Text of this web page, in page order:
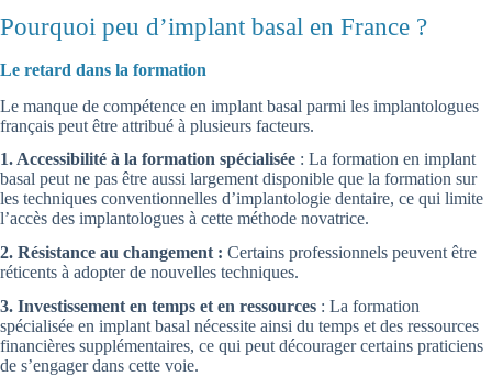
Pourquoi peu d’implant basal en France ?
Le retard dans la formation
Le manque de compétence en implant basal parmi les implantologues
français peut être attribué à plusieurs facteurs.
1. Accessibilité à la formation spécialisée : La formation en implant
basal peut ne pas être aussi largement disponible que la formation sur
les techniques conventionnelles d’implantologie dentaire, ce qui limite
l’accès des implantologues à cette méthode novatrice.
2. Résistance au changement : Certains professionnels peuvent être
réticents à adopter de nouvelles techniques.
3. Investissement en temps et en ressources : La formation
spécialisée en implant basal nécessite ainsi du temps et des ressources
financières supplémentaires, ce qui peut décourager certains praticiens
de s’engager dans cette voie.